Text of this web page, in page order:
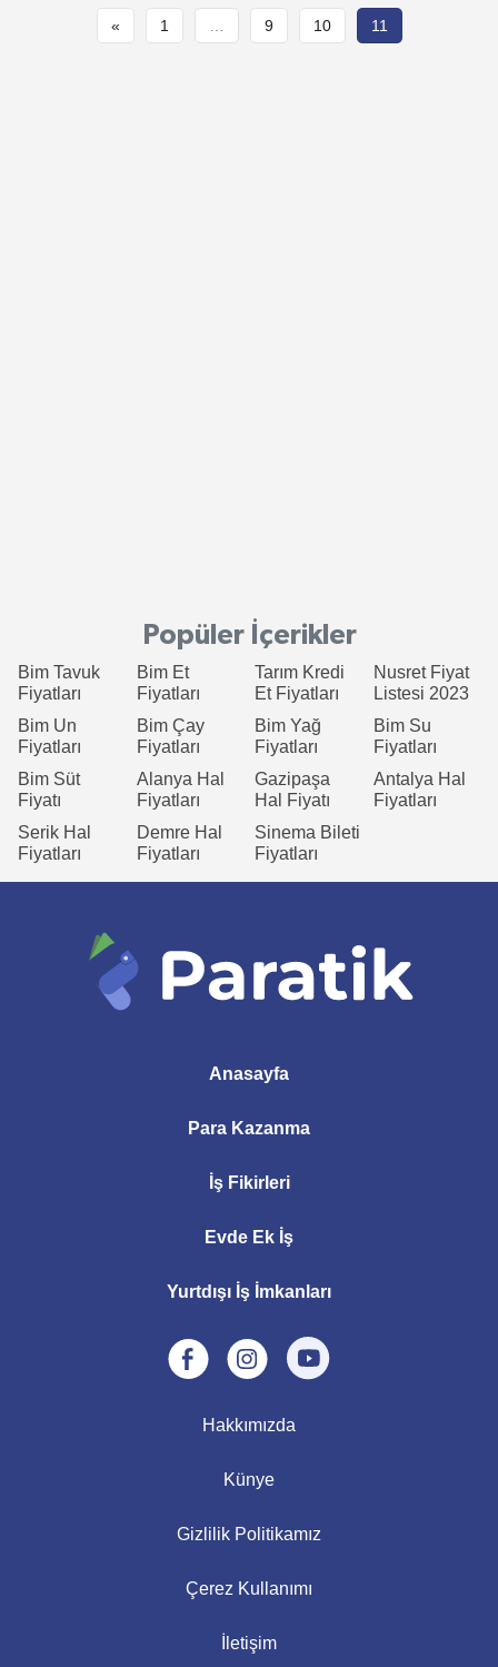
« 1 9 10 11
Popüler İçerikler
Bim Tavuk
Fiyatları
Bim Et
Fiyatları
Tarım Kredi
Et Fiyatları
Nusret Fiyat
Listesi 2023
Bim Un
Fiyatları
Bim Çay
Fiyatları
Bim Yağ
Fiyatları
Bim Su
Fiyatları
Bim Süt
Fiyatı
Alanya Hal
Fiyatları
Gazipaşa
Hal Fiyatı
Antalya Hal
Fiyatları
Serik Hal
Fiyatları
Demre Hal
Fiyatları
Sinema Bileti
Fiyatları
Anasayfa
Para Kazanma
İş Fikirleri
Evde Ek İş
Yurtdışı İş İmkanları
Hakkımızda
Künye
Gizlilik Politikamız
Çerez Kullanımı
İletişim